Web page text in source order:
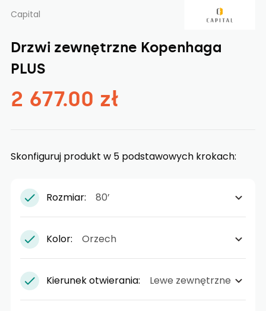
Capital
Drzwi zewnętrzne Kopenhaga
PLUS
2 677.00 zł
Skonfiguruj produkt w 5 podstawowych krokach:
Rozmiar: 80’
Kolor: Orzech
Kierunek otwierania: Lewe zewnętrzne